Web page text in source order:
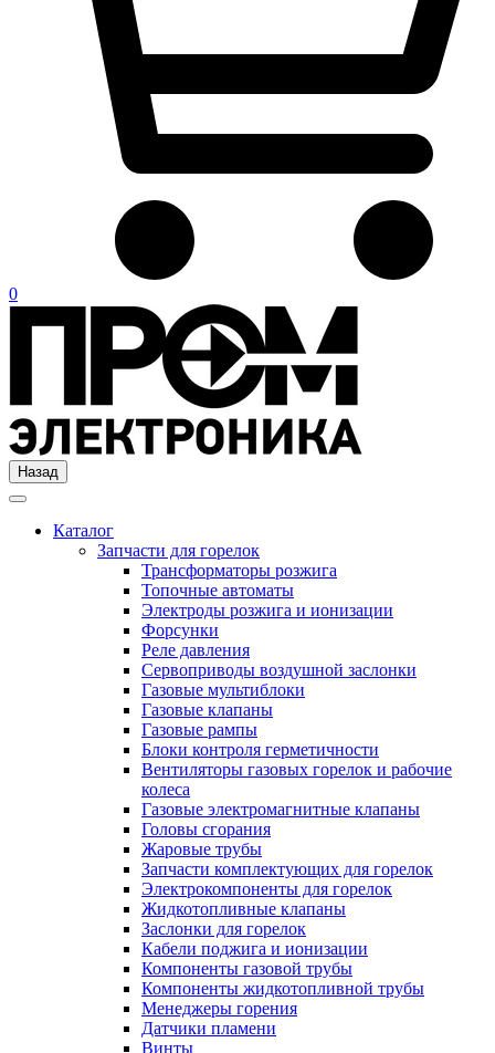
0
Назад
Каталог
Запчасти для горелок
Трансформаторы розжига
Топочные автоматы
Электроды розжига и ионизации
Форсунки
Реле давления
Сервоприводы воздушной заслонки
Газовые мультиблоки
Газовые клапаны
Газовые рампы
Блоки контроля герметичности
Вентиляторы газовых горелок и рабочие
колеса
Газовые электромагнитные клапаны
Головы сгорания
Жаровые трубы
Запчасти комплектующих для горелок
Электрокомпоненты для горелок
Жидкотопливные клапаны
Заслонки для горелок
Кабели поджига и ионизации
Компоненты газовой трубы
Компоненты жидкотопливной трубы
Менеджеры горения
Датчики пламени
Винты